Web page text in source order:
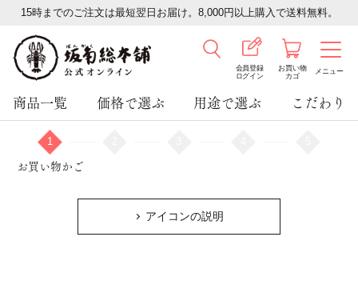
15時までのご注文は最短翌日お届け。8,000円以上購入で送料無料。
会員登録
ログイン
お買い物
カゴ
メニュー
商品一覧 価格で選ぶ 用途で選ぶ こだわり
1
お買い物かご
アイコンの説明